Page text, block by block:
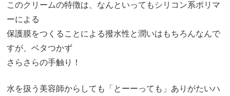
このクリームの特徴は、なんといってもシリコン系ポリマ
ーによる
保護膜をつくることによる撥水性と潤いはもちろんなんで
すが、ベタつかず
さらさらの手触り！
水を扱う美容師からしても「とーーっても」ありがたいハ